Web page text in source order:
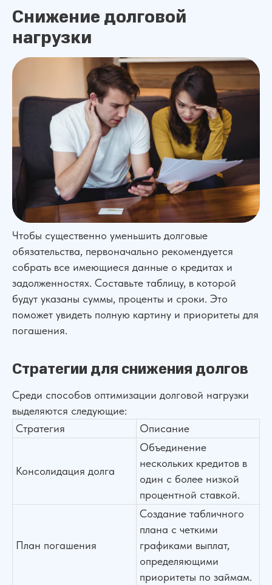
Снижение долговой
нагрузки
Чтобы существенно уменьшить долговые
обязательства, первоначально рекомендуется
собрать все имеющиеся данные о кредитах и
задолженностях. Составьте таблицу, в которой
будут указаны суммы, проценты и сроки. Это
поможет увидеть полную картину и приоритеты для
погашения.
Стратегии для снижения долгов
Среди способов оптимизации долговой нагрузки
выделяются следующие:
Стратегия
Описание
Консолидация долга
Объединение
нескольких кредитов в
один с более низкой
процентной ставкой.
План погашения
Создание табличного
плана с четкими
графиками выплат,
определяющими
приоритеты по займам.